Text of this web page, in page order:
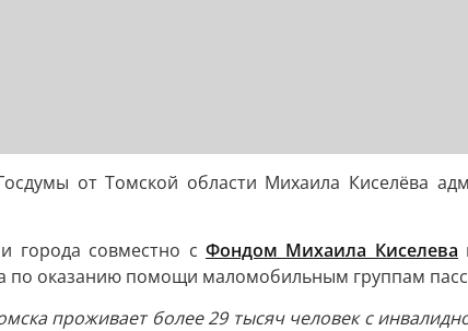
от Томской области Михаила Киселёва
города совместно сФондом Михаила Киселева
по оказанию помощи маломобильным группам
проживает более 29 тысяч человек с